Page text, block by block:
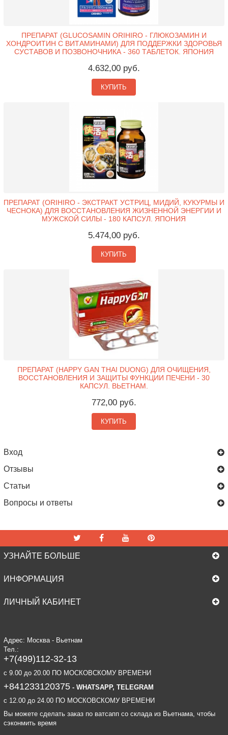
ПРЕПАРАТ (GLUCOSAMIN ORIHIRO - ГЛЮКОЗАМИН И
ХОНДРОИТИН С ВИТАМИНАМИ) ДЛЯ ПОДДЕРЖКИ ЗДОРОВЬЯ
СУСТАВОВ И ПОЗВОНОЧНИКА - 360 ТАБЛЕТОК. ЯПОНИЯ
4.632,00 руб.
КУПИТЬ
ПРЕПАРАТ (ORIHIRO - ЭКСТРАКТ УСТРИЦ, МИДИЙ, КУКУРМЫ И
ЧЕСНОКА) ДЛЯ ВОССТАНОВЛЕНИЯ ЖИЗНЕННОЙ ЭНЕРГИИ И
МУЖСКОЙ СИЛЫ - 180 КАПСУЛ. ЯПОНИЯ
5.474,00 руб.
КУПИТЬ
ПРЕПАРАТ (HAPPY GAN THAI DUONG) ДЛЯ ОЧИЩЕНИЯ,
ВОССТАНОВЛЕНИЯ И ЗАЩИТЫ ФУНКЦИИ ПЕЧЕНИ - 30
КАПСУЛ. ВЬЕТНАМ.
772,00 руб.
КУПИТЬ
Вход
Отзывы
Статьи
Вопросы и ответы
УЗНАЙТЕ БОЛЬШЕ
ИНФОРМАЦИЯ
ЛИЧНЫЙ КАБИНЕТ
Адрес: Москва - Вьетнам
Тел.:
+7(499)112-32-13
c 9.00 до 20.00 ПО МОСКОВСКОМУ ВРЕМЕНИ
+841233120375- WHATSAPP, TELEGRAM
c 12.00 до 24.00 ПО МОСКОВСКОМУ ВРЕМЕНИ
Вы можете сделать заказ по ватсапп со склада из Вьетнама, чтобы
сэконмить время